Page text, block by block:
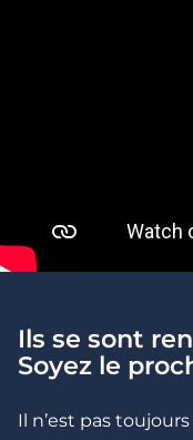
4 minutes
Rencontre à
Ils se sont
Soyez le
Il n’est pas